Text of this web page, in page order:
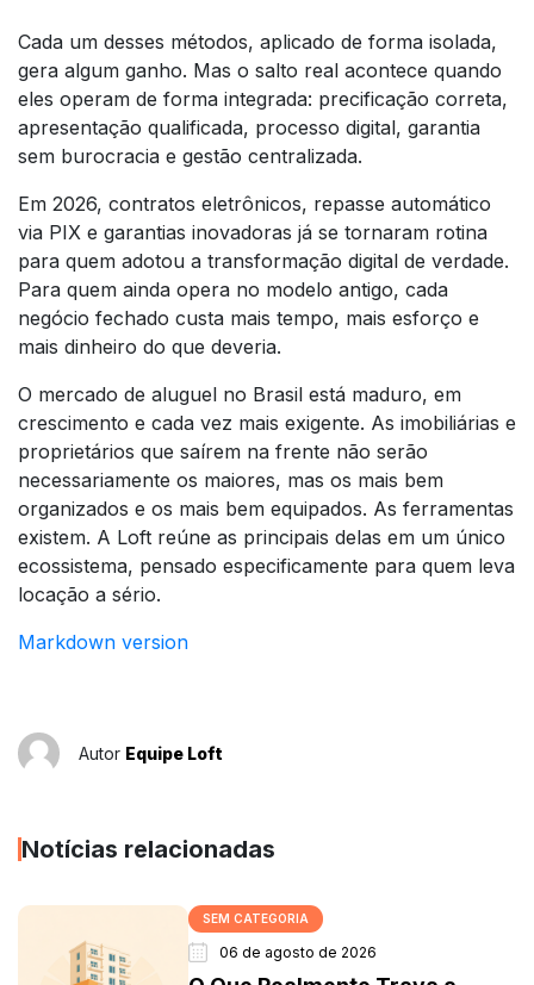
Cada um desses métodos, aplicado de forma isolada,
gera algum ganho. Mas o salto real acontece quando
eles operam de forma integrada: precificação correta,
apresentação qualificada, processo digital, garantia
sem burocracia e gestão centralizada.
Em 2026, contratos eletrônicos, repasse automático
via PIX e garantias inovadoras já se tornaram rotina
para quem adotou a transformação digital de verdade.
Para quem ainda opera no modelo antigo, cada
negócio fechado custa mais tempo, mais esforço e
mais dinheiro do que deveria.
O mercado de aluguel no Brasil está maduro, em
crescimento e cada vez mais exigente. As imobiliárias e
proprietários que saírem na frente não serão
necessariamente os maiores, mas os mais bem
organizados e os mais bem equipados. As ferramentas
existem. A Loft reúne as principais delas em um único
ecossistema, pensado especificamente para quem leva
locação a sério.
Markdown version
Autor Equipe Loft
Notícias relacionadas
SEM CATEGORIA
06 de agosto de 2026